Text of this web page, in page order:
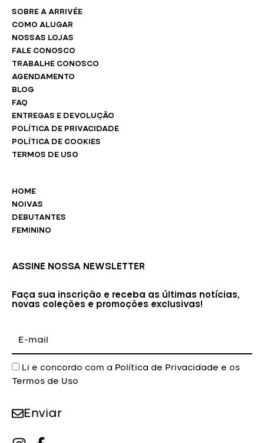
SOBRE A ARRIVÉE
COMO ALUGAR
NOSSAS LOJAS
FALE CONOSCO
TRABALHE CONOSCO
AGENDAMENTO
BLOG
FAQ
ENTREGAS E DEVOLUÇÃO
POLÍTICA DE PRIVACIDADE
POLÍTICA DE COOKIES
TERMOS DE USO
HOME
NOIVAS
DEBUTANTES
FEMININO
ASSINE NOSSA NEWSLETTER
Faça sua inscrição e receba as últimas notícias,
novas coleções e promoções exclusivas!
mail
AceiteLi e concordo com a Política de Privacidade e os
Termos de Uso
Enviar